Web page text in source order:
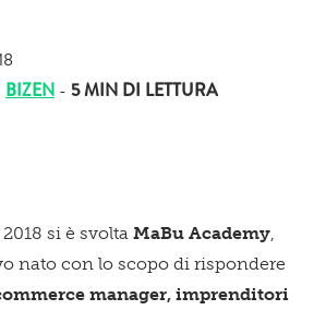
BIZEN - 5 MIN DI LETTURA
si è svolta MaBu Academy
nato con lo scopo di rispondere
manager, imprenditori